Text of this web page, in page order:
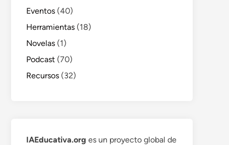
Eventos (40)
Herramientas (18)
Novelas (1)
Podcast (70)
Recursos (32)
IAEducativa.org es un proyecto global de